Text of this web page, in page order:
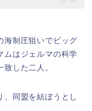
海制圧狙いでビッグ
ムはジェルマの科学
した二人。
、同盟を結ぼうとし